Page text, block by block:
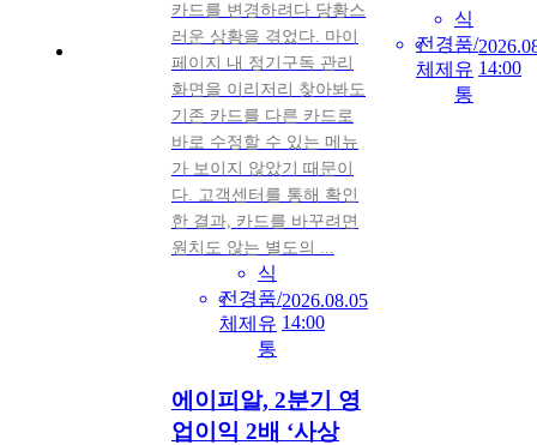
카드를 변경하려다 당황스
러운 상황을 겪었다. 마이
페이지 내 정기구독 관리
화면을 이리저리 찾아봐도
기존 카드를 다른 카드로
바로 수정할 수 있는 메뉴
가 보이지 않았기 때문이
다. 고객센터를 통해 확인
한 결과, 카드를 바꾸려면
원치도 않는 별도의 ...
전
체
경
제
식
품/
유
통
2026.08.05
14:00
전
체
경
제
식
품/
유
통
14:00
에이피알, 2분기 영
업이익 2배 ‘사상